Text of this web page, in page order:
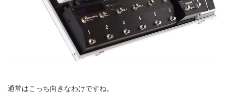
通常はこっち向きなわけですね。